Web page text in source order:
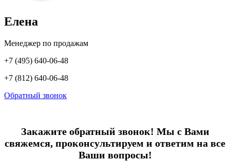
Елена
Менеджер по продажам
+7 (495) 640-06-48
+7 (812) 640-06-48
Обратный звонок
Закажите обратный звонок! Мы с Вами
свяжемся, проконсультируем и ответим на все
Ваши вопросы!